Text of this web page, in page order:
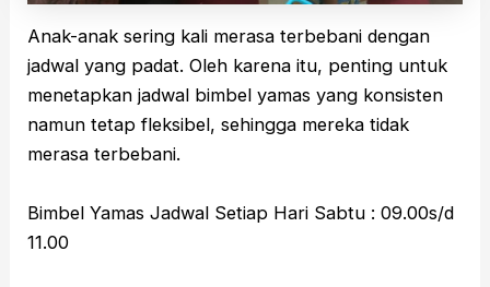
Anak-anak sering kali merasa terbebani dengan
jadwal yang padat. Oleh karena itu, penting untuk
menetapkan jadwal bimbel yamas yang konsisten
namun tetap fleksibel, sehingga mereka tidak
merasa terbebani.
Bimbel Yamas Jadwal Setiap Hari Sabtu : 09.00s/d
11.00